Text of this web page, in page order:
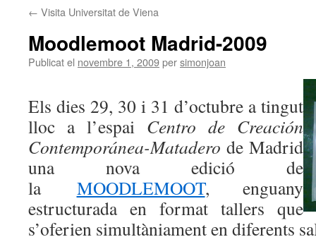
← Visita Universitat de Viena
Moodlemoot Madrid-2009
Publicat el novembre 1, 2009persimonjoan
Els dies 29, 30 i 31 d’octubre a tingut
lloc a l’espai Centro de Creación
Contemporánea-Matadero de Madrid
una nova edició de
la MOODLEMOOT, enguany
estructurada en format tallers que
s’oferien simultàniament en diferents